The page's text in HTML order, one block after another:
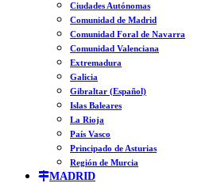
Ciudades Autónomas
Comunidad de Madrid
Comunidad Foral de Navarra
Comunidad Valenciana
Extremadura
Galicia
Gibraltar (Español)
Islas Baleares
La Rioja
País Vasco
Principado de Asturias
Región de Murcia
MADRID